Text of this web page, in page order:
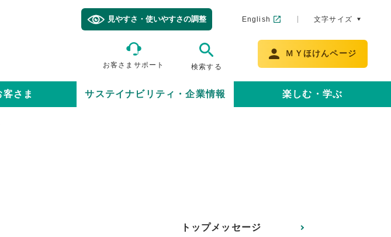
見やすさ・使いやすさの調整 English 文字サイズ
お客さまサポート 検索する
ＭＹほけんページ
さま サステイナビリティ・企業情報 楽しむ・学ぶ
トップメッセージ